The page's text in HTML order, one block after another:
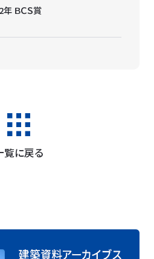
ＢＣＳ賞
覧に戻る